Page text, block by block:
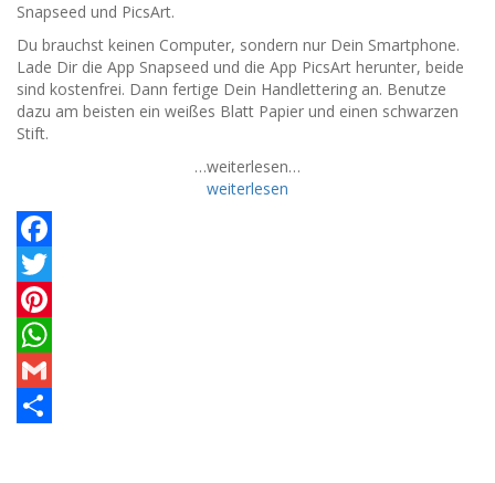
Snapseed und PicsArt.
Du brauchst keinen Computer, sondern nur Dein Smartphone.
Lade Dir die App Snapseed und die App PicsArt herunter, beide
sind kostenfrei. Dann fertige Dein Handlettering an. Benutze
dazu am beisten ein weißes Blatt Papier und einen schwarzen
Stift.
…weiterlesen…
weiterlesen
Facebook
Twitter
Pinterest
WhatsApp
Gmail